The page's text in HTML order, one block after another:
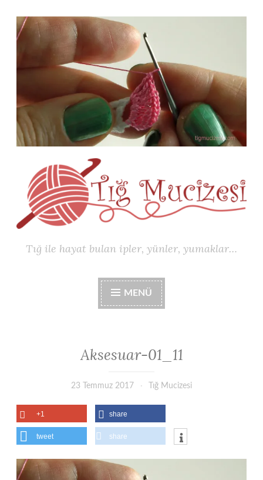
İçeriğe
geç
Tığ ile hayat bulan ipler, yünler, yumaklar…
MENÜ
Aksesuar-01_11
23 Temmuz 2017 Tığ Mucizesi
+1 share
tweet share